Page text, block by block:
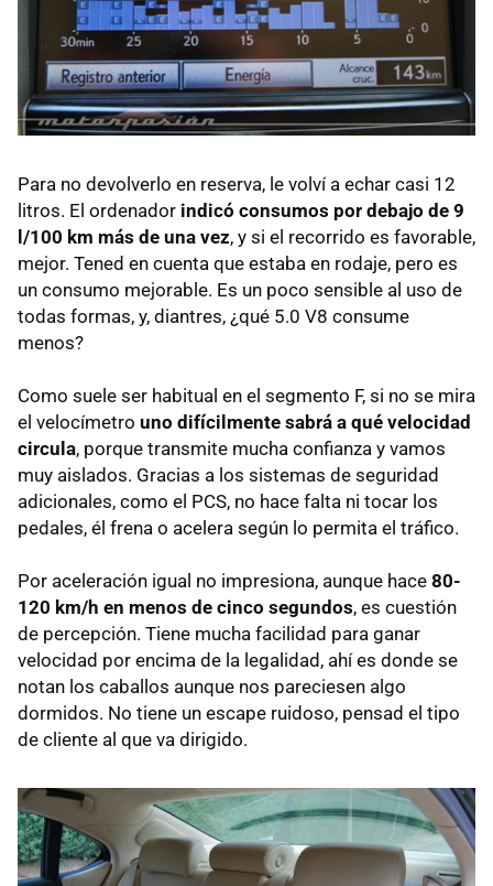
Para no devolverlo en reserva, le volví a echar casi 12
litros. El ordenador indicó consumos por debajo de 9
l/100 km más de una vez, y si el recorrido es favorable,
mejor. Tened en cuenta que estaba en rodaje, pero es
un consumo mejorable. Es un poco sensible al uso de
todas formas, y, diantres, ¿qué 5.0 V8 consume
menos?
Como suele ser habitual en el segmento F, si no se mira
el velocímetro uno difícilmente sabrá a qué velocidad
circula, porque transmite mucha confianza y vamos
muy aislados. Gracias a los sistemas de seguridad
adicionales, como el PCS, no hace falta ni tocar los
pedales, él frena o acelera según lo permita el tráfico.
Por aceleración igual no impresiona, aunque hace 80-
120 km/h en menos de cinco segundos, es cuestión
de percepción. Tiene mucha facilidad para ganar
velocidad por encima de la legalidad, ahí es donde se
notan los caballos aunque nos pareciesen algo
dormidos. No tiene un escape ruidoso, pensad el tipo
de cliente al que va dirigido.